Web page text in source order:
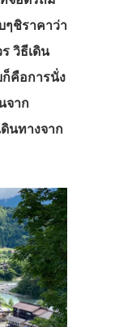
ๆชิราคาว่า
วิธีเดิน
คือการนั่ง
จาก
ดินทางจาก